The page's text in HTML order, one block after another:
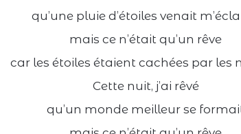
qu’une pluie d’étoiles venait
mais ce n’était qu’un rêve
car les étoiles étaient cachées par les
Cette nuit, j’ai rêvé
qu’un monde meilleur se